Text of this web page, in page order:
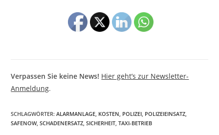
Verpassen Sie keine News! Hier geht’s zur Newsletter-
Anmeldung.
SCHLAGWÖRTER:ALARMANLAGE, KOSTEN, POLIZEI, POLIZEIEINSATZ,
SAFENOW, SCHADENERSATZ, SICHERHEIT, TAXI-BETRIEB